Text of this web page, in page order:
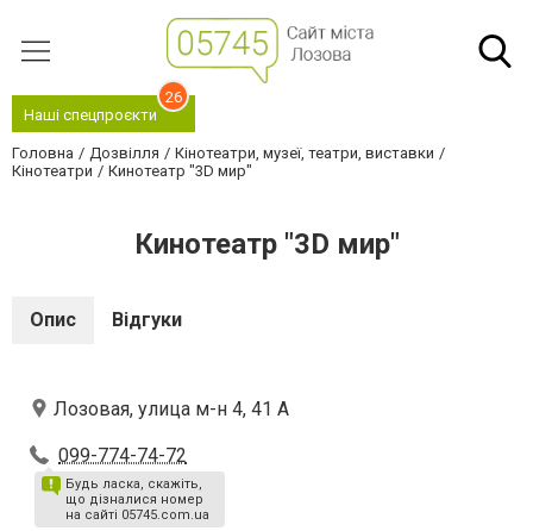
Наші спецпроєкти
26
Головна Дозвілля
Кінотеатри, музеї, театри, виставки
Кінотеатри
Кинотеатр "3D мир"
Кинотеатр "3D мир"
Опис Відгуки
Лозовая, улица м-н 4, 41 А
099-774-74-72
Будь ласка, скажіть,
що дізналися номер
на сайті 05745.com.ua